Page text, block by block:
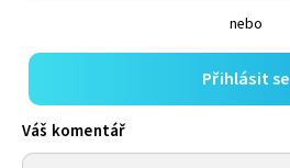
nebo
Přihlásit se
Váš komentář